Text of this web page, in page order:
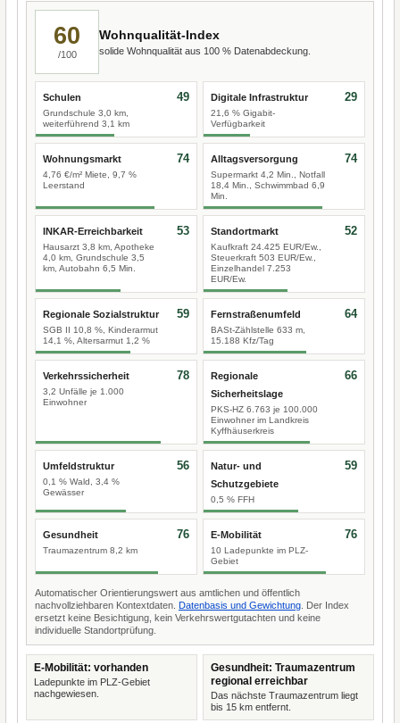
60
/100
Wohnqualität-Index
solide Wohnqualität aus 100 % Datenabdeckung.
Schulen
Grundschule 3,0 km,
weiterführend 3,1 km
49 Digitale Infrastruktur
21,6 % Gigabit-
Verfügbarkeit
29
Wohnungsmarkt
4,76 €/m² Miete, 9,7 %
Leerstand
74 Alltagsversorgung
Supermarkt 4,2 Min., Notfall
18,4 Min., Schwimmbad 6,9
Min.
74
INKAR-Erreichbarkeit
Hausarzt 3,8 km, Apotheke
4,0 km, Grundschule 3,5
km, Autobahn 6,5 Min.
53 Standortmarkt
Kaufkraft 24.425 EUR/Ew.,
Steuerkraft 503 EUR/Ew.,
Einzelhandel 7.253
EUR/Ew.
52
Regionale Sozialstruktur
SGB II 10,8 %, Kinderarmut
14,1 %, Altersarmut 1,2 %
59 Fernstraßenumfeld
BASt-Zählstelle 633 m,
15.188 Kfz/Tag
64
Verkehrssicherheit
3,2 Unfälle je 1.000
Einwohner
78
Regionale
Sicherheitslage
PKS-HZ 6.763 je 100.000
Einwohner im Landkreis
Kyffhäuserkreis
66
Umfeldstruktur
0,1 % Wald, 3,4 %
Gewässer
56
Natur- und
Schutzgebiete
0,5 % FFH
59
Gesundheit
Traumazentrum 8,2 km
76 E-Mobilität
10 Ladepunkte im PLZ-
Gebiet
76
Automatischer Orientierungswert aus amtlichen und öffentlich
nachvollziehbaren Kontextdaten. Datenbasis und Gewichtung . Der Index
ersetzt keine Besichtigung, kein Verkehrswertgutachten und keine
individuelle Standortprüfung.
E-Mobilität: vorhanden
Ladepunkte im PLZ-Gebiet
nachgewiesen.
Gesundheit: Traumazentrum
regional erreichbar
Das nächste Traumazentrum liegt
bis 15 km entfernt.